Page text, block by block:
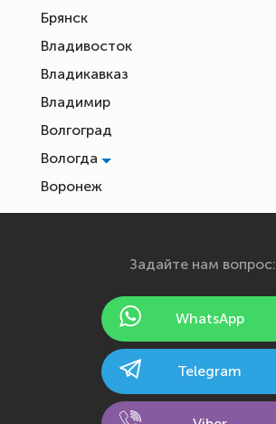
Брянск
Владивосток
Владикавказ
Владимир
Волгоград
Вологда
Воронеж
Екатеринбург
Йошкар-Ола
Калининград
Кемерово
Задайте нам вопрос:
WhatsApp
Telegram